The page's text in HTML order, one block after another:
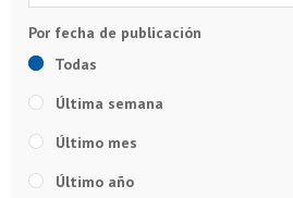
Todas
Última semana
Último mes
Último año